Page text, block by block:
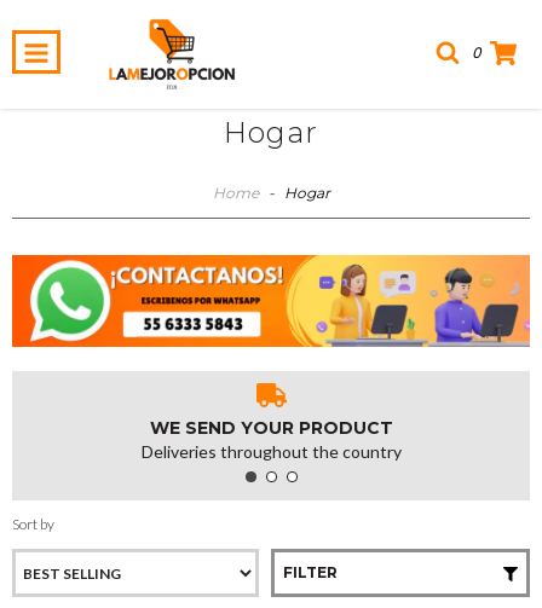
0
Hogar
Home - Hogar
WE SEND YOUR PRODUCT
Deliveries throughout the country
Sort by
FILTER